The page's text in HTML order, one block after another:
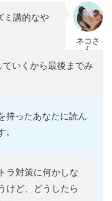
ネコさ
ん
ミ講的なや
いくから最後までみ
持ったあなたに読ん
ラ対策に何かしな
けど、どうしたら